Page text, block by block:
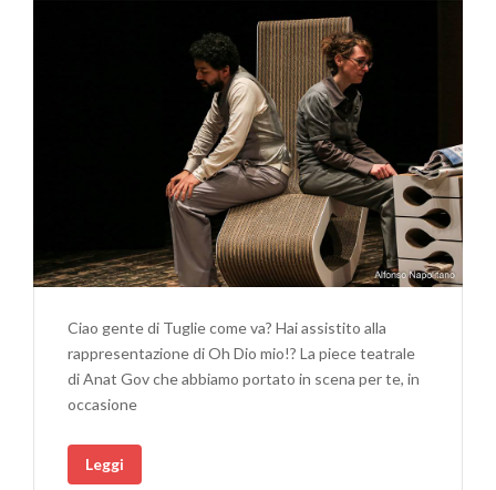
Ciao gente di Tuglie come va? Hai assistito alla
rappresentazione di Oh Dio mio!? La piece teatrale
di Anat Gov che abbiamo portato in scena per te, in
occasione
Leggi